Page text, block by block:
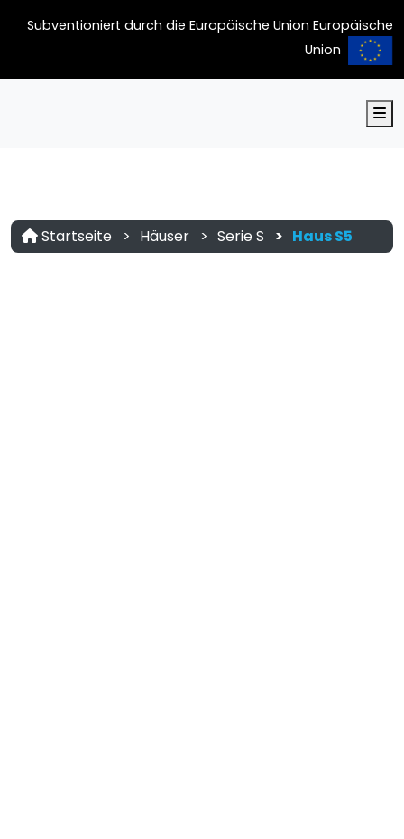
Subventioniert durch die Europäische Union Europäische
Union
Startseite Häuser Serie S Haus S5